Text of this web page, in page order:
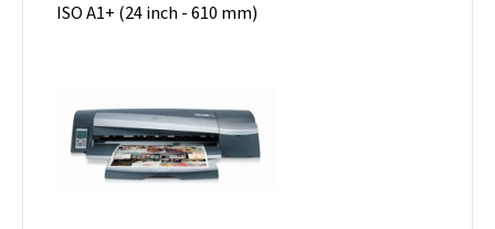
ISO A1+ (24 inch - 610 mm)